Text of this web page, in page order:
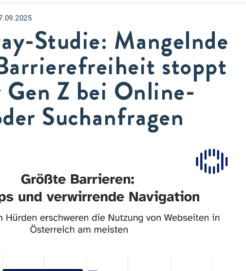
Studie: Mangelnde
stoppt
Gen Z bei Online-
Suchanfragen